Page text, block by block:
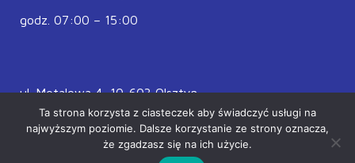
godz. 07:00 – 15:00
ul. Metalowa 4, 10-603 Olsztyn
POLSKA
Ta strona korzysta z ciasteczek aby świadczyć usługi na
najwyższym poziomie. Dalsze korzystanie ze strony oznacza,
że zgadzasz się na ich użycie.